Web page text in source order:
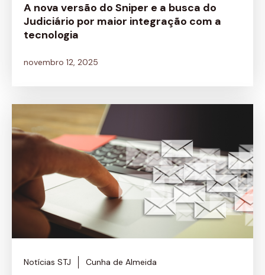
A nova versão do Sniper e a busca do
Judiciário por maior integração com a
tecnologia
novembro 12, 2025
Notícias STJ Cunha de Almeida